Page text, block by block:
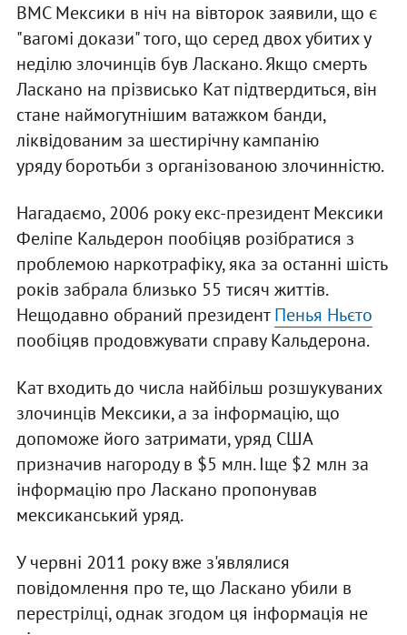
ВМС Мексики в ніч на вівторок заявили, що є
"вагомі докази" того, що серед двох убитих у
неділю злочинців був Ласкано. Якщо смерть
Ласкано на прізвисько Кат підтвердиться, він
стане наймогутнішим ватажком банди,
ліквідованим за шестирічну кампанію
уряду боротьби з організованою злочинністю.
Нагадаємо, 2006 року екс-президент Мексики
Феліпе Кальдерон пообіцяв розібратися з
проблемою наркотрафіку, яка за останні шість
років забрала близько 55 тисяч життів.
Нещодавно обраний президентПенья Ньєто
пообіцяв продовжувати справу Кальдерона.
Кат входить до числа найбільш розшукуваних
злочинців Мексики, а за інформацію, що
допоможе його затримати, уряд США
призначив нагороду в $5 млн. Іще $2 млн за
інформацію про Ласкано пропонував
мексиканський уряд.
У червні 2011 року вже з'являлися
повідомлення про те, що Ласкано убили в
перестрілці, однак згодом ця інформація не